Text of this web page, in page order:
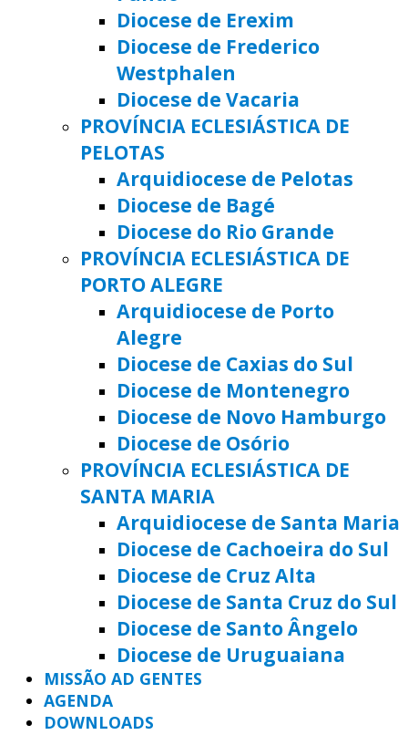
Diocese de Erexim
Diocese de Frederico
Westphalen
Diocese de Vacaria
PROVÍNCIA ECLESIÁSTICA DE
PELOTAS
Arquidiocese de Pelotas
Diocese de Bagé
Diocese do Rio Grande
PROVÍNCIA ECLESIÁSTICA DE
PORTO ALEGRE
Arquidiocese de Porto
Alegre
Diocese de Caxias do Sul
Diocese de Montenegro
Diocese de Novo Hamburgo
Diocese de Osório
PROVÍNCIA ECLESIÁSTICA DE
SANTA MARIA
Arquidiocese de Santa Maria
Diocese de Cachoeira do Sul
Diocese de Cruz Alta
Diocese de Santa Cruz do Sul
Diocese de Santo Ângelo
Diocese de Uruguaiana
MISSÃO AD GENTES
AGENDA
DOWNLOADS